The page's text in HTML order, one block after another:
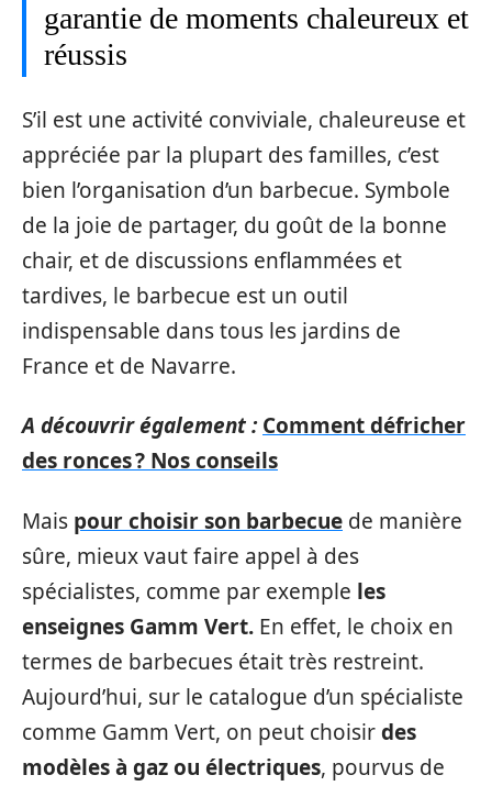
garantie de moments chaleureux et
réussis
S’il est une activité conviviale, chaleureuse et
appréciée par la plupart des familles, c’est
bien l’organisation d’un barbecue. Symbole
de la joie de partager, du goût de la bonne
chair, et de discussions enflammées et
tardives, le barbecue est un outil
indispensable dans tous les jardins de
France et de Navarre.
A découvrir également : Comment défricher
des ronces ? Nos conseils
Mais pour choisir son barbecue de manière
sûre, mieux vaut faire appel à des
spécialistes, comme par exemple les
enseignes Gamm Vert. En effet, le choix en
termes de barbecues était très restreint.
Aujourd’hui, sur le catalogue d’un spécialiste
comme Gamm Vert, on peut choisirdes
modèles à gaz ou électriques, pourvus de